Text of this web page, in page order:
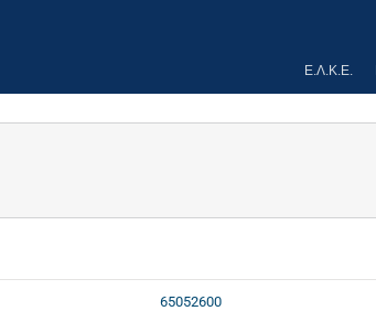
Ε.Λ.Κ.Ε.
65052600